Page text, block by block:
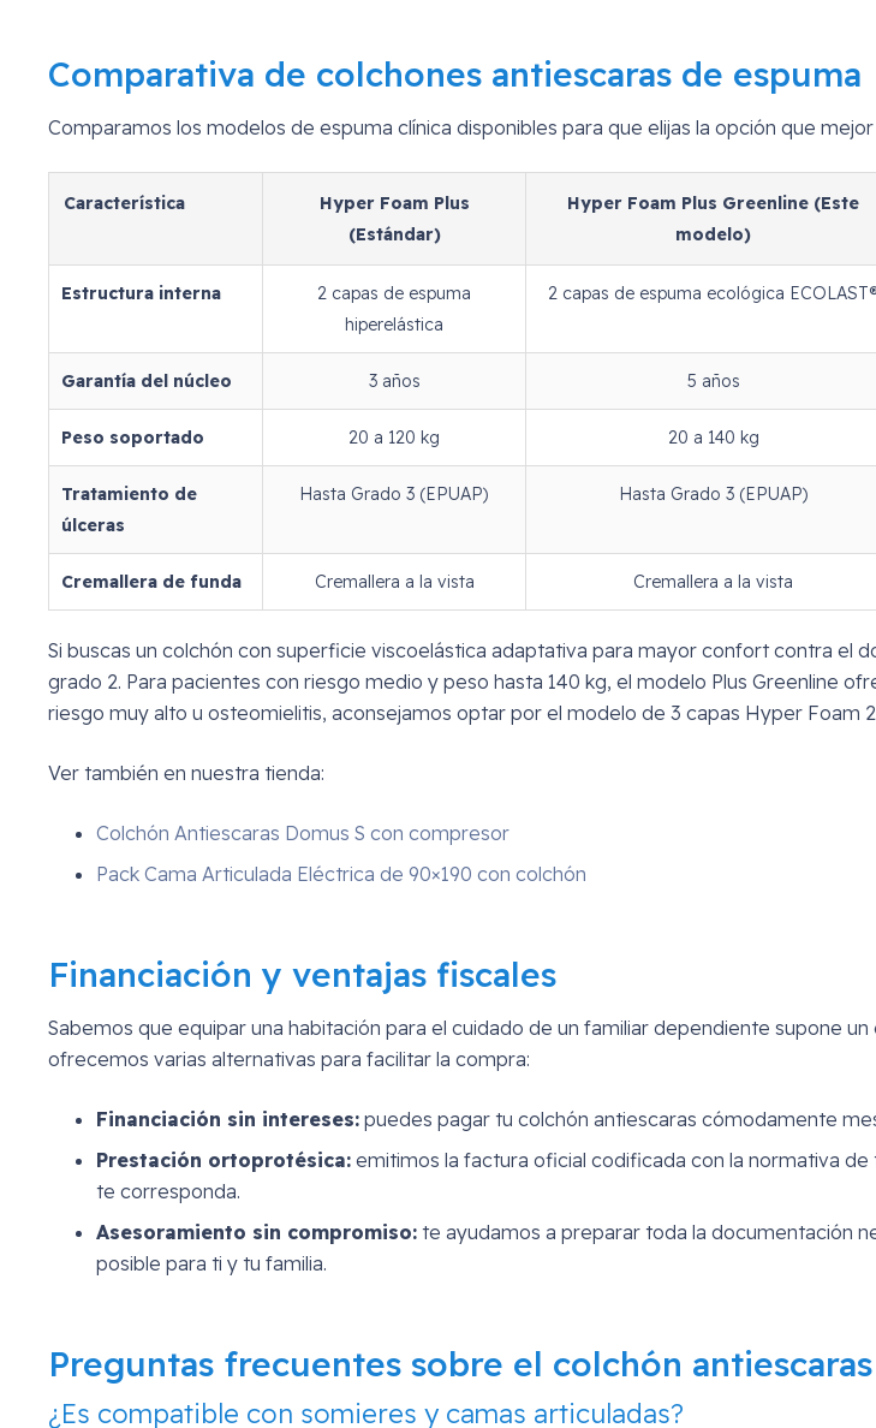
Comparativa de colchones antiescaras de espuma
Comparamos los modelos de espuma clínica disponibles para que elijas la opción que
Característica
Hyper Foam Plus
(Estándar)
Hyper Foam Plus Greenline (Este
modelo)
Estructura interna
2 capas de espuma
hiperelástica
2 capas de espuma ecológica
Garantía del núcleo 3 años 5 años
Peso soportado 20 a 120 kg 20 a 140 kg
Tratamiento de
úlceras
Hasta Grado 3 (EPUAP) Hasta Grado 3 (EPUAP)
Cremallera de funda Cremallera a la vista Cremallera a la vista
Si buscas un colchón con superficie viscoelástica adaptativa para mayor confort contra el
grado 2. Para pacientes con riesgo medio y peso hasta 140 kg, el modelo Plus Greenline
riesgo muy alto u osteomielitis, aconsejamos optar por el modelo de 3 capas Hyper Foam 2
Ver también en nuestra tienda:
Colchón Antiescaras Domus S con compresor
Pack Cama Articulada Eléctrica de 90×190 con colchón
Financiación y ventajas fiscales
Sabemos que equipar una habitación para el cuidado de un familiar dependiente supone
ofrecemos varias alternativas para facilitar la compra:
Financiación sin intereses: puedes pagar tu colchón antiescaras cómodamente
Prestación ortoprotésica: emitimos la factura oficial codificada con la normativa
te corresponda.
Asesoramiento sin compromiso: te ayudamos a preparar toda la documentación
posible para ti y tu familia.
Preguntas frecuentes sobre el colchón
¿Es compatible con somieres y camas articuladas?